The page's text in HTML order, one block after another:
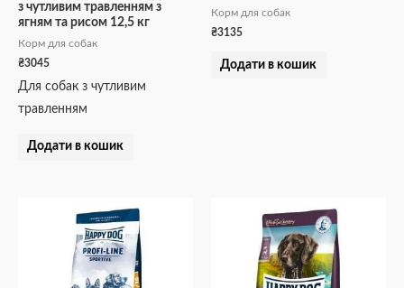
з чутливим травленням з
ягням та рисом 12,5 кг
Корм для собак
₴3045
Для собак з чутливим
травленням
Додати в кошик
Корм для собак
₴3135
Додати в кошик